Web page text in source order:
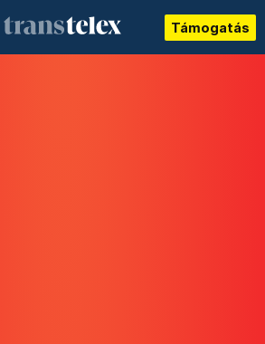
Támogatás